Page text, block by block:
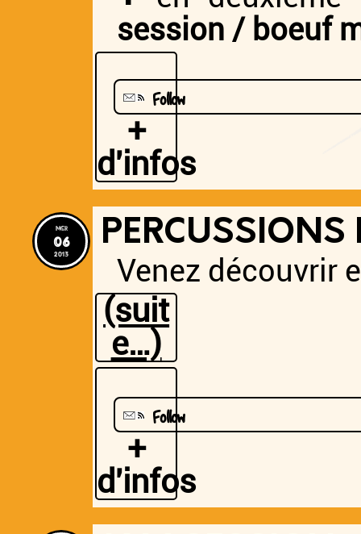
session / boeuf
Follow
+
d'infos
mer
06
2013
Venez découvrir
(suit
e…)
Follow
+
d'infos